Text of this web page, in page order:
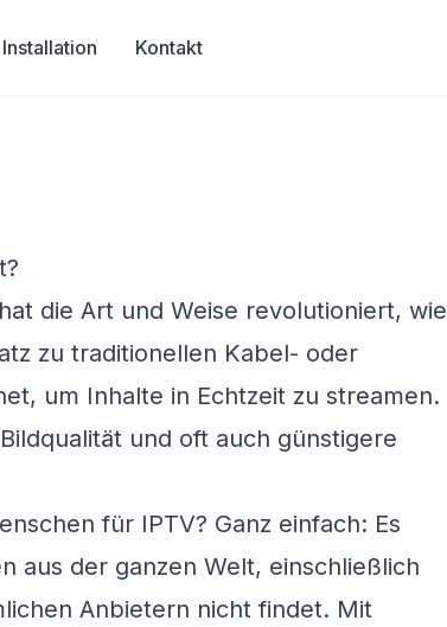
Installation Kontakt
die Art und Weise revolutioniert, wie
zu traditionellen Kabel- oder
um Inhalte in Echtzeit zu streamen.
und oft auch günstigere
für IPTV? Ganz einfach: Es
aus der ganzen Welt, einschließlich
Anbietern nicht findet. Mit